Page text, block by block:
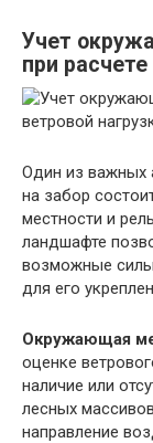
Учет
при
Один из важных
на забор
местности и
ландшафте
возможные
для его
Окружающая
оценке
наличие или
лесных
направление